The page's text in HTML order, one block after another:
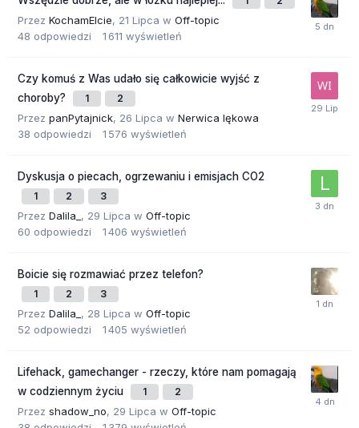
Przez KochamElcie, 21 Lipca w Off-topic
48 odpowiedzi 1 611 wyświetleń
Czy komuś z Was udało się całkowicie wyjść z
choroby?
1 2
Przez panPytajnick, 26 Lipca w Nerwica lękowa
38 odpowiedzi 1 576 wyświetleń
Dyskusja o piecach, ogrzewaniu i emisjach CO2
1 2 3
Przez Dalila_ , 29 Lipca w Off-topic
60 odpowiedzi 1 406 wyświetleń
Boicie się rozmawiać przez telefon?
1 2 3
Przez Dalila_ , 28 Lipca w Off-topic
52 odpowiedzi 1 405 wyświetleń
Lifehack, gamechanger - rzeczy, które nam pomagają
w codziennym życiu
1 2
Przez shadow_no, 29 Lipca w Off-topic